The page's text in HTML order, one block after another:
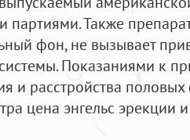
Также
фон, не вызывает
Показаниями к
и расстройства
цена энгельс эрекции